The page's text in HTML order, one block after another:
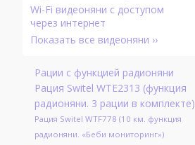
Wi-Fi видеоняни с доступом
через интернет
Показать все видеоняни ››
Рации с функцией радионяни
Рация Switel WTE2313 (функция
радионяни. 3 рации в комплекте)
Рация Switel WTF778 (10 км. функция
радионяни. «Беби мониторинг»)